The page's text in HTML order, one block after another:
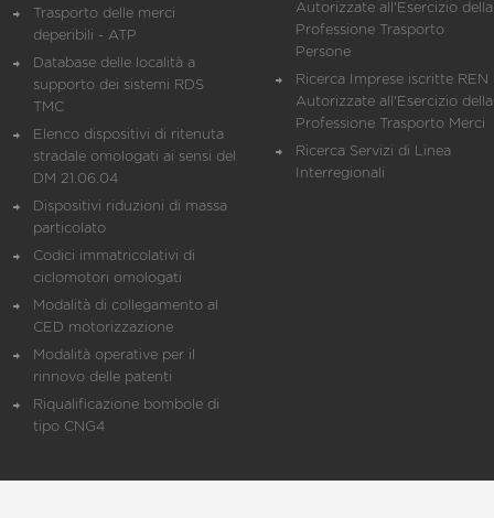
Trasporto delle merci
deperibili - ATP
Database delle località a
supporto dei sistemi RDS
TMC
Elenco dispositivi di ritenuta
stradale omologati ai sensi del
DM 21.06.04
Dispositivi riduzioni di massa
particolato
Codici immatricolativi di
ciclomotori omologati
Modalità di collegamento al
CED motorizzazione
Modalità operative per il
rinnovo delle patenti
Riqualificazione bombole di
tipo CNG4
Autorizzate all'Esercizio della
Professione Trasporto
Persone
Ricerca Imprese iscritte REN
Autorizzate all'Esercizio della
Professione Trasporto Merci
Ricerca Servizi di Linea
Interregionali